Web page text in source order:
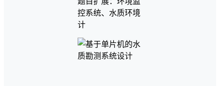
控系统、水质环境
计